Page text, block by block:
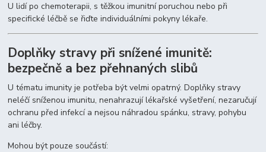
U lidí po chemoterapii, s těžkou imunitní poruchou nebo při
specifické léčbě se řiďte individuálními pokyny lékaře.
Doplňky stravy při snížené imunitě:
bezpečně a bez přehnaných slibů
U tématu imunity je potřeba být velmi opatrný. Doplňky stravy
neléčí sníženou imunitu, nenahrazují lékařské vyšetření, nezaručují
ochranu před infekcí a nejsou náhradou spánku, stravy, pohybu
ani léčby.
Mohou být pouze součástí: